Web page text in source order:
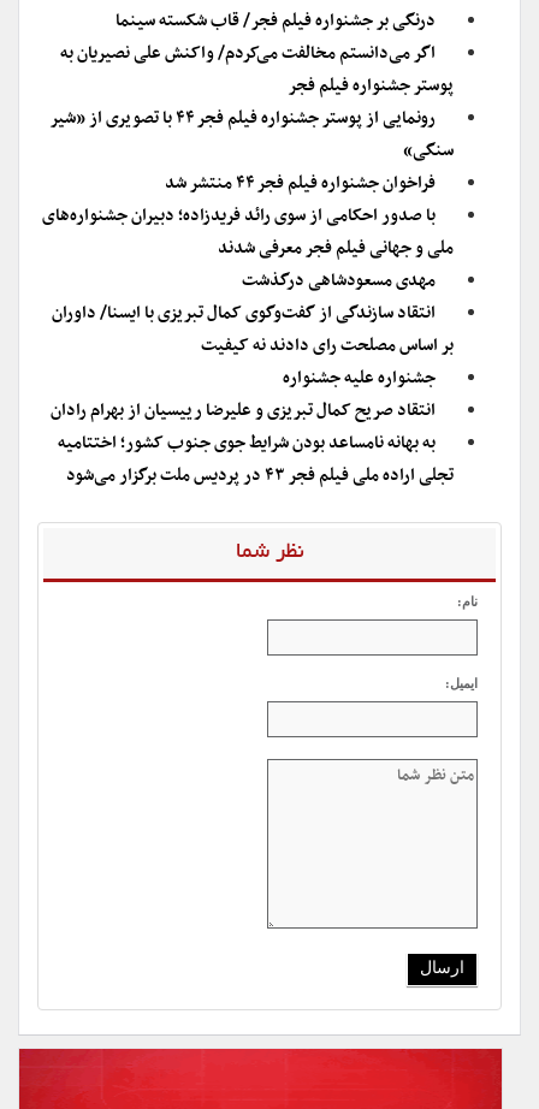
درنگی بر جشنواره فیلم فجر/ قاب شکسته سینما
اگر می‌دانستم مخالفت می‌کردم/ واکنش علی نصیریان به
پوستر جشنواره فیلم فجر
رونمایی از پوستر جشنواره فیلم فجر ۴۴ با تصویری از «شیر
سنگی»
فراخوان جشنواره فیلم فجر ۴۴ منتشر شد
با صدور احکامی از سوی رائد فریدزاده؛ دبیران جشنواره‌های
ملی و جهانی فیلم فجر معرفی شدند
مهدی مسعودشاهی درگذشت
انتقاد سازندگی از گفت‌وگوی کمال تبریزی با ایسنا/ داوران
بر اساس مصلحت رای دادند نه کیفیت
جشنواره علیه جشنواره
انتقاد صریح کمال تبریزی و علیرضا رییسیان از بهرام رادان
به بهانه نامساعد بودن شرایط جوی جنوب کشور؛ اختتامیه
تجلی اراده ملی فیلم فجر ۴۳ در پردیس ملت برگزار می‌شود
نظر شما
نام:
ایمیل: